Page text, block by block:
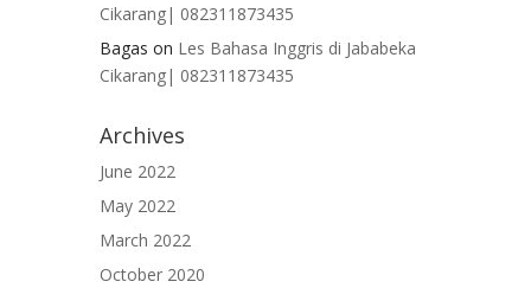
Cikarang| 082311873435
Bagas on Les Bahasa Inggris di Jababeka
Cikarang| 082311873435
Archives
June 2022
May 2022
March 2022
October 2020